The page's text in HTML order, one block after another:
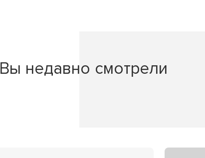
Вы недавно смотрели